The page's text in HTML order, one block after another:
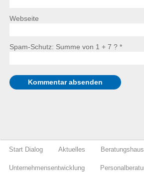
Webseite
Spam-Schutz: Summe von 1 + 7 ? *
Start Dialog Aktuelles Beratungshaus
Unternehmensentwicklung